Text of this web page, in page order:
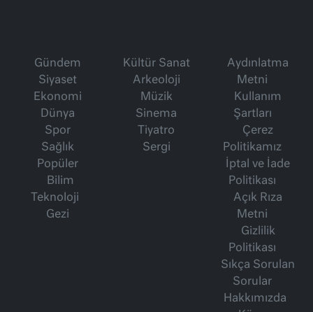
Gündem
Siyaset
Ekonomi
Dünya
Spor
Sağlık
Popüler
Bilim
Teknoloji
Gezi
Kültür Sanat
Arkeoloji
Müzik
Sinema
Tiyatro
Sergi
Aydınlatma
Metni
Kullanım
Şartları
Çerez
Politikamız
İptal ve İade
Politikası
Açık Rıza
Metni
Gizlilik
Politikası
Sıkça Sorulan
Sorular
Hakkımızda